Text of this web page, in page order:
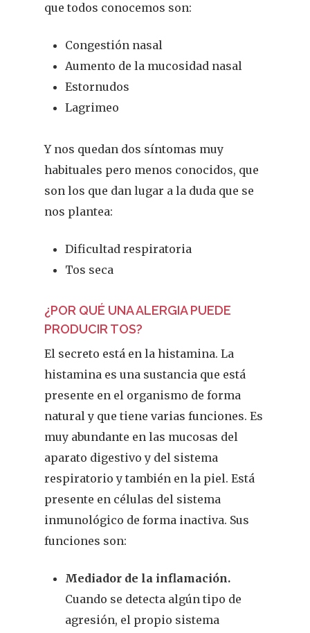
que todos conocemos son:
Congestión nasal
Aumento de la mucosidad nasal
Estornudos
Lagrimeo
Y nos quedan dos síntomas muy
habituales pero menos conocidos, que
son los que dan lugar a la duda que se
nos plantea:
Dificultad respiratoria
Tos seca
¿POR QUÉ UNA ALERGIA PUEDE
PRODUCIR TOS?
El secreto está en la histamina. La
histamina es una sustancia que está
presente en el organismo de forma
natural y que tiene varias funciones. Es
muy abundante en las mucosas del
aparato digestivo y del sistema
respiratorio y también en la piel. Está
presente en células del sistema
inmunológico de forma inactiva. Sus
funciones son:
Mediador de la inflamación.
Cuando se detecta algún tipo de
agresión, el propio sistema